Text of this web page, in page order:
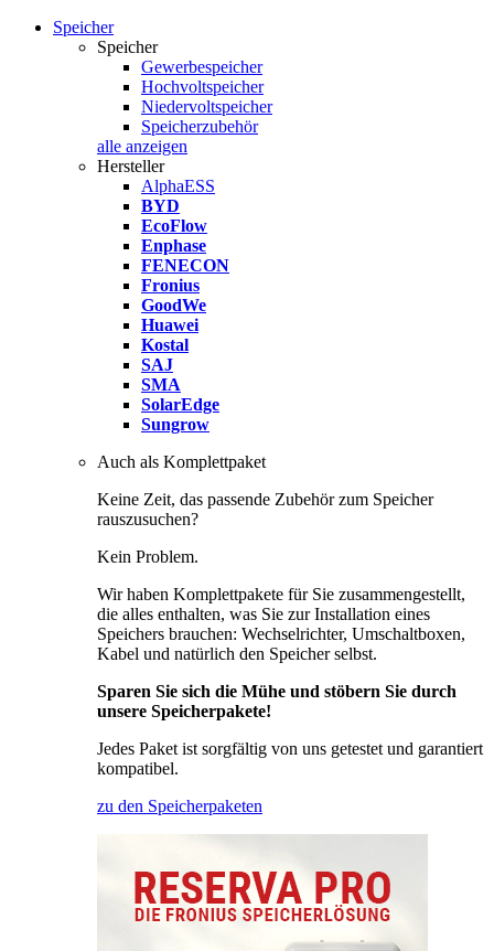
Speicher
Speicher
Gewerbespeicher
Hochvoltspeicher
Niedervoltspeicher
Speicherzubehör
alle anzeigen
Hersteller
AlphaESS
BYD
EcoFlow
Enphase
FENECON
Fronius
GoodWe
Huawei
Kostal
SAJ
SMA
SolarEdge
Sungrow
Auch als Komplettpaket
Keine Zeit, das passende Zubehör zum Speicher
rauszusuchen?
Kein Problem.
Wir haben Komplettpakete für Sie zusammengestellt,
die alles enthalten, was Sie zur Installation eines
Speichers brauchen: Wechselrichter, Umschaltboxen,
Kabel und natürlich den Speicher selbst.
Sparen Sie sich die Mühe und stöbern Sie durch
unsere Speicherpakete!
Jedes Paket ist sorgfältig von uns getestet und garantiert
kompatibel.
zu den Speicherpaketen